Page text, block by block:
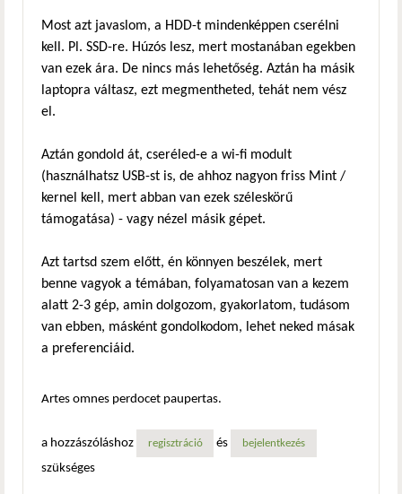
Most azt javaslom, a HDD-t mindenképpen cserélni
kell. Pl. SSD-re. Húzós lesz, mert mostanában egekben
van ezek ára. De nincs más lehetőség. Aztán ha másik
laptopra váltasz, ezt megmentheted, tehát nem vész
el.
Aztán gondold át, cseréled-e a wi-fi modult
(használhatsz USB-st is, de ahhoz nagyon friss Mint /
kernel kell, mert abban van ezek széleskörű
támogatása) - vagy nézel másik gépet.
Azt tartsd szem előtt, én könnyen beszélek, mert
benne vagyok a témában, folyamatosan van a kezem
alatt 2-3 gép, amin dolgozom, gyakorlatom, tudásom
van ebben, másként gondolkodom, lehet neked másak
a preferenciáid.
Artes omnes perdocet paupertas.
a hozzászóláshoz regisztráció és bejelentkezés
szükséges